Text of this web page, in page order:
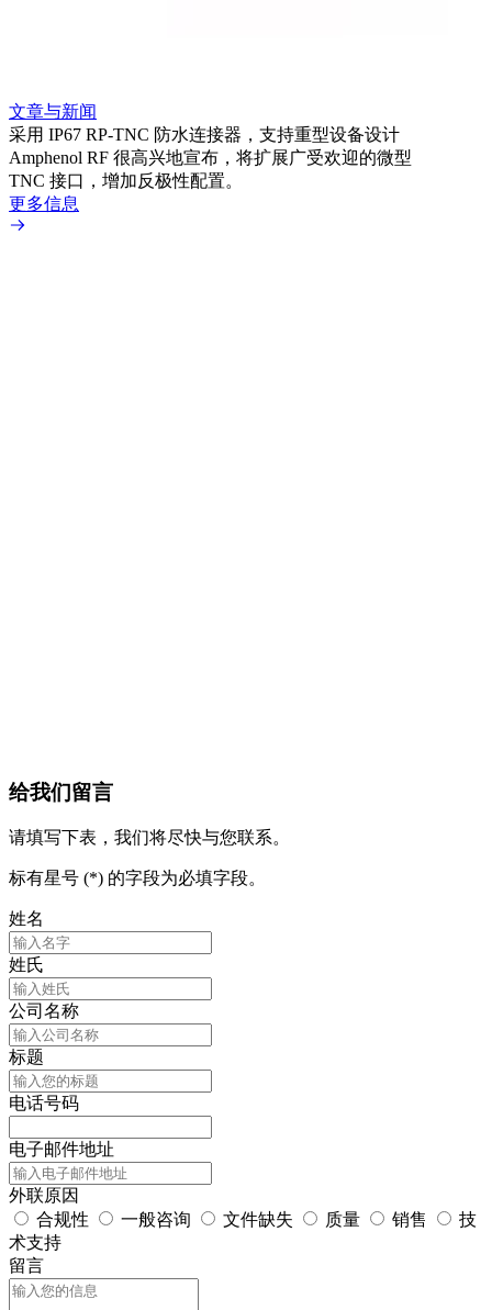
文章与新闻
采用 IP67 RP-TNC 防水连接器，支持重型设备设计
Amphenol RF 很高兴地宣布，将扩展广受欢迎的微型
TNC 接口，增加反极性配置。
更多信息
给我们留言
请填写下表，我们将尽快与您联系。
标有星号 (*) 的字段为必填字段。
姓名
姓氏
公司名称
标题
电话号码
电子邮件地址
外联原因
合规性
一般咨询 文件缺失 质量 销售
技
术支持
留言